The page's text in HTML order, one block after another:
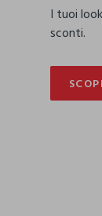
I tuoi
sconti.